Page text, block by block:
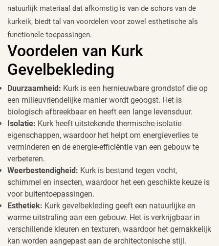
natuurlijk materiaal dat afkomstig is van de schors van de
kurkeik, biedt tal van voordelen voor zowel esthetische als
functionele toepassingen.
Voordelen van Kurk
Gevelbekleding
Duurzaamheid: Kurk is een hernieuwbare grondstof die op
een milieuvriendelijke manier wordt geoogst. Het is
biologisch afbreekbaar en heeft een lange levensduur.
Isolatie: Kurk heeft uitstekende thermische isolatie-
eigenschappen, waardoor het helpt om energieverlies te
verminderen en de energie-efficiëntie van een gebouw te
verbeteren.
Weerbestendigheid: Kurk is bestand tegen vocht,
schimmel en insecten, waardoor het een geschikte keuze is
voor buitentoepassingen.
Esthetiek: Kurk gevelbekleding geeft een natuurlijke en
warme uitstraling aan een gebouw. Het is verkrijgbaar in
verschillende kleuren en texturen, waardoor het gemakkelijk
kan worden aangepast aan de architectonische stijl.